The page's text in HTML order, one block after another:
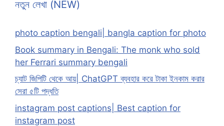
নতুন লেখা (NEW)
photo caption bengali| bangla caption for photo
Book summary in Bengali: The monk who sold
her Ferrari summary bengali
চ্যাট জিপিটি থেকে আয়| ChatGPT ব্যবহার করে টাকা ইনকাম করার
সেরা ৫টি পদ্ধতি
instagram post captions| Best caption for
instagram post